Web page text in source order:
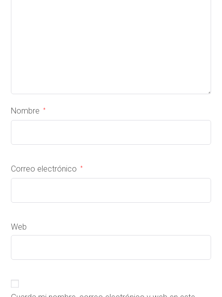
Nombre *
Correo electrónico *
Web